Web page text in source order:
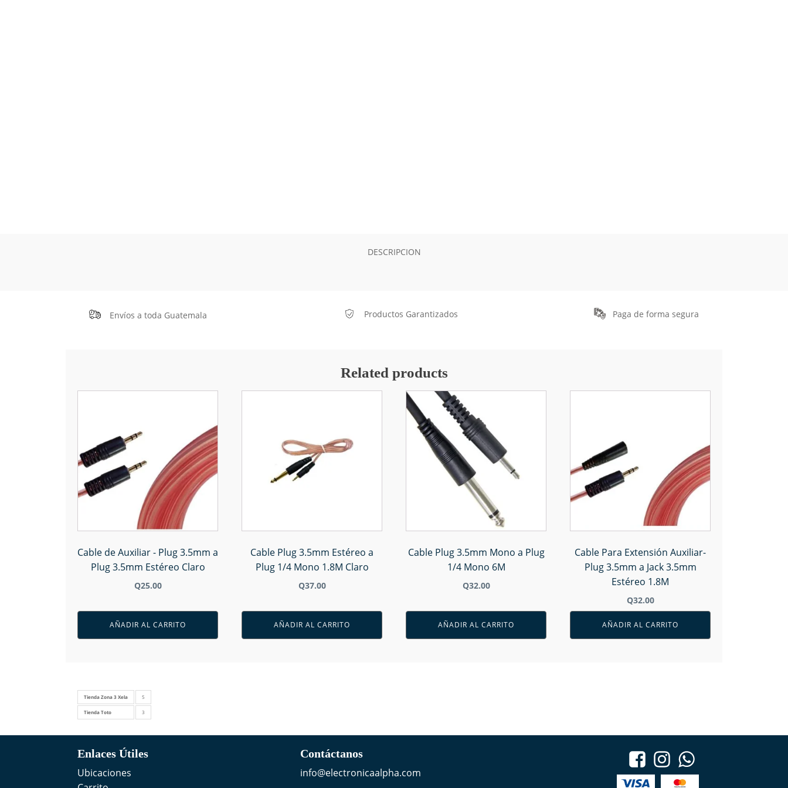
DESCRIPCION
Envíos a toda Guatemala Productos Garantizados Paga de forma segura
Related products
Cable de Auxiliar - Plug 3.5mm a
Plug 3.5mm Estéreo Claro
Q25.00
AÑADIR AL CARRITO
Cable Plug 3.5mm Estéreo a
Plug 1/4 Mono 1.8M Claro
Q37.00
AÑADIR AL CARRITO
Cable Plug 3.5mm Mono a Plug
1/4 Mono 6M
Q32.00
AÑADIR AL CARRITO
Cable Para Extensión Auxiliar-
Plug 3.5mm a Jack 3.5mm
Estéreo 1.8M
Q32.00
AÑADIR AL CARRITO
Tienda Zona 3 Xela 5
Tienda Toto 3
Enlaces Útiles
Ubicaciones
Contáctanos
info@electronicaalpha.com